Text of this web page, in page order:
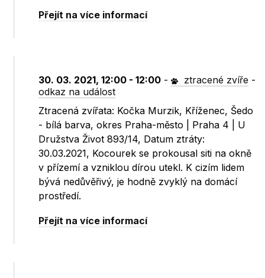
Přejít na více informací
30. 03. 2021, 12:00 - 12:00 - ztracené zvíře -
odkaz na událost
Ztracená zvířata: Kočka Murzik, Kříženec, Šedo
- bílá barva, okres Praha-město | Praha 4 | U
Družstva Život 893/14, Datum ztráty:
30.03.2021, Kocourek se prokousal siti na okně
v přízemí a vzniklou dírou utekl. K cizím lidem
bývá nedůvěřivý, je hodně zvyklý na domácí
prostředí.
Přejít na více informací